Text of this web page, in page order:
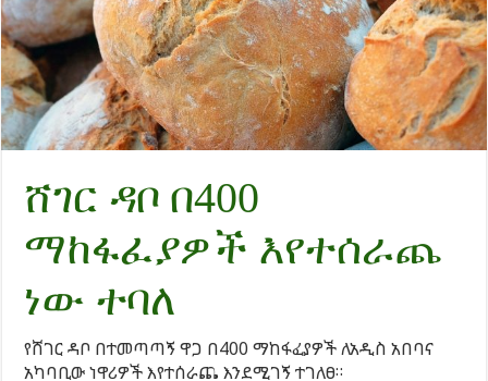
ሸገር ዳቦ በ400
ማከፋፈያዎች እየተሰራጨ
ነው ተባለ
የሸገር ዳቦ በተመጣጣኝ ዋጋ በ400 ማከፋፈያዎች ለአዲስ አበባና
አካባቢው ነዋሪዎች እየተሰራጨ እንደሚገኝ ተገለፀ።